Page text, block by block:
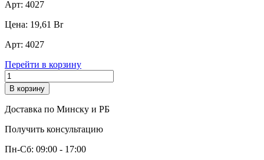
Арт: 4027
Цена: 19,61 Br
Арт: 4027
Перейти в корзину
В корзину
Доставка по Минску и РБ
Получить консультацию
Пн-Сб: 09:00 - 17:00